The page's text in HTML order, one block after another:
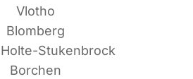
Vlotho
Blomberg
Stukenbrock
Borchen